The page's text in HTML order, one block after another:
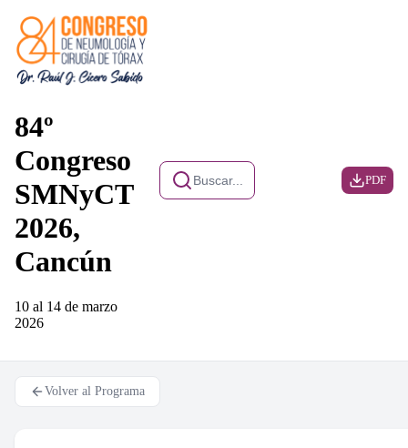
84º
Congreso
SMNyCT
2026,
Cancún
10 al 14 de marzo
2026
Buscar... PDF
Volver al Programa